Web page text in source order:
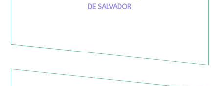
DE SALVADOR